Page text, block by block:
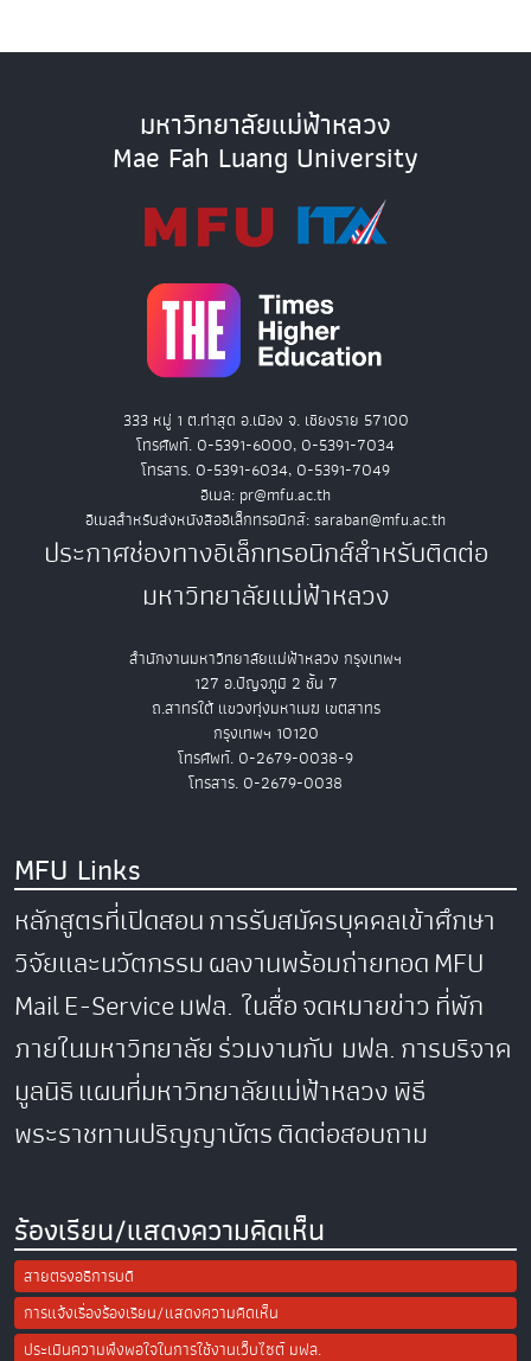
มหาวิทยาลัยแม่ฟ้าหลวง
Mae Fah Luang University
333 หมู่ 1 ต.ท่าสุด อ.เมือง จ. เชียงราย 57100
โทรศัพท์. 0-5391-6000, 0-5391-7034
โทรสาร. 0-5391-6034, 0-5391-7049
อีเมล: pr@mfu.ac.th
อีเมลสำหรับส่งหนังสืออิเล็กทรอนิกส์: saraban@mfu.ac.th
ประกาศช่องทางอิเล็กทรอนิกส์สำหรับติดต่อ
มหาวิทยาลัยแม่ฟ้าหลวง
สำนักงานมหาวิทยาลัยแม่ฟ้าหลวง กรุงเทพฯ
127 อ.ปัญจภูมิ 2 ชั้น 7
ถ.สาทรใต้ แขวงทุ่งมหาเมฆ เขตสาทร
กรุงเทพฯ 10120
โทรศัพท์. 0-2679-0038-9
โทรสาร. 0-2679-0038
MFU Links
หลักสูตรที่เปิดสอนการรับสมัครบุคคลเข้าศึกษา
วิจัยและนวัตกรรมผลงานพร้อมถ่ายทอดMFU
MailE-Serviceมฟล. ในสื่อจดหมายข่าวที่พัก
ภายในมหาวิทยาลัยร่วมงานกับ มฟล.การบริจาค
มูลนิธิแผนที่มหาวิทยาลัยแม่ฟ้าหลวงพิธี
พระราชทานปริญญาบัตรติดต่อสอบถาม
ร้องเรียน/แสดงความคิดเห็น
สายตรงอธิการบดี
การแจ้งเรื่องร้องเรียน/แสดงความคิดเห็น
ประเมินความพึงพอใจในการใช้งานเว็บไซต์ มฟล.